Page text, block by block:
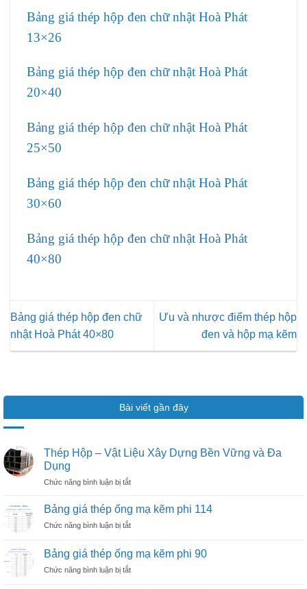
Bảng giá thép hộp đen chữ nhật Hoà Phát
13×26
Bảng giá thép hộp đen chữ nhật Hoà Phát
20×40
Bảng giá thép hộp đen chữ nhật Hoà Phát
25×50
Bảng giá thép hộp đen chữ nhật Hoà Phát
30×60
Bảng giá thép hộp đen chữ nhật Hoà Phát
40×80
Bảng giá thép hộp đen chữ
nhật Hoà Phát 40×80
Ưu và nhược điểm thép hộp
đen và hộp mạ kẽm
Bài viết gần đây
Thép Hộp – Vật Liệu Xây Dựng Bền Vững và Đa
Dụng
Chức năng bình luận bị tắtở
–
Vật
Xây
Bền
Bảng giá thép ống mạ kẽm phi 114
Chức năng bình luận bị tắtở
thép
ống
Bảng giá thép ống mạ kẽm phi 90
Chức năng bình luận bị tắtở